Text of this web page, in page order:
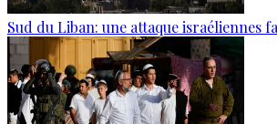
Sud du Liban: une attaque israéliennes